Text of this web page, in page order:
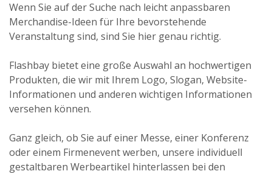
Wenn Sie auf der Suche nach leicht anpassbaren
Merchandise-Ideen für Ihre bevorstehende
Veranstaltung sind, sind Sie hier genau richtig.
Flashbay bietet eine große Auswahl an hochwertigen
Produkten, die wir mit Ihrem Logo, Slogan, Website-
Informationen und anderen wichtigen Informationen
versehen können.
Ganz gleich, ob Sie auf einer Messe, einer Konferenz
oder einem Firmenevent werben, unsere individuell
gestaltbaren Werbeartikel hinterlassen bei den